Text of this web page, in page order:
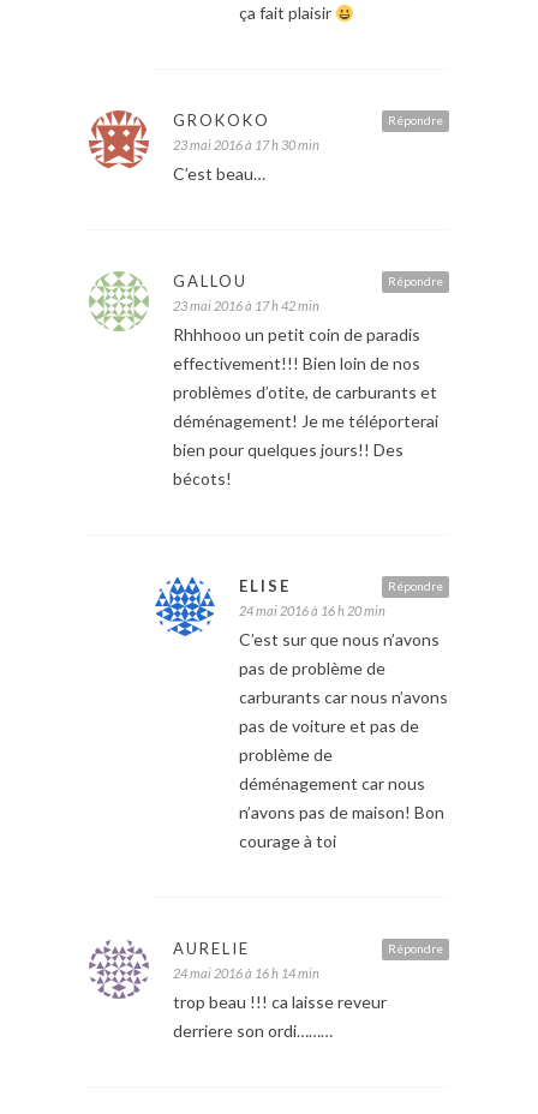
ça fait plaisir
Répondre
GROKOKO
23 mai 2016 à 17 h 30 min
C’est beau…
Répondre
GALLOU
23 mai 2016 à 17 h 42 min
Rhhhooo un petit coin de paradis
effectivement!!! Bien loin de nos
problèmes d’otite, de carburants et
déménagement! Je me téléporterai
bien pour quelques jours!! Des
bécots!
Répondre
ELISE
24 mai 2016 à 16 h 20 min
C’est sur que nous n’avons
pas de problème de
carburants car nous n’avons
pas de voiture et pas de
problème de
déménagement car nous
n’avons pas de maison! Bon
courage à toi
Répondre
AURELIE
24 mai 2016 à 16 h 14 min
trop beau !!! ca laisse reveur
derriere son ordi………